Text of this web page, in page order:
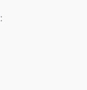
: